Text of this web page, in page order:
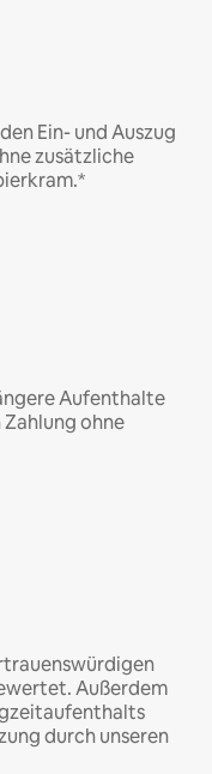
Ein- und Auszug
zusätzliche
Aufenthalte
ohne
Außerdem
durch unseren